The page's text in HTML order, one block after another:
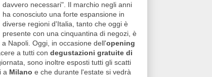
davvero necessari". Il marchio negli anni
ha conosciuto una forte espansione in
diverse regioni d'Italia, tanto che oggi è
presente con una cinquantina di negozi, è
Napoli. Oggi, in occasione dell'opening
a tutti con degustazioni gratuite di
sono inoltre esposti tutti gli scatti
a Milano e che durante l'estate si vedrà